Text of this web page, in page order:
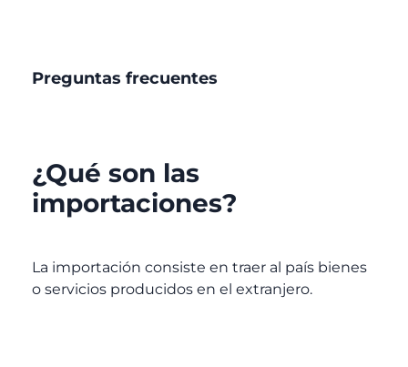
Preguntas frecuentes
¿Qué son las
importaciones?
La importación consiste en traer al país bienes
o servicios producidos en el extranjero.